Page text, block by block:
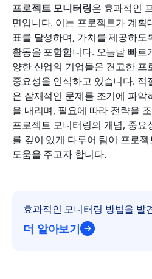
프로젝트 모니터링은 효과적인
면입니다. 이는 프로젝트가 계획
표를 달성하며, 가치를 제공하도
활동을 포함합니다. 오늘날 빠르
양한 산업의 기업들은 견고한 프
중요성을 인식하고 있습니다. 적
은 잠재적인 문제를 조기에 파악
을 내리며, 필요에 따라 전략을
프로젝트 모니터링의 개념, 중요
를 깊이 있게 다루어 팀이 프로
도움을 주고자 합니다.
효과적인 모니터링 방법을 발
더 알아보기
프로젝트 모니터링 단계
효과적인 프로젝트 모니터링
프로젝트 모니터링에 유용한
프로젝트 모니터링을 혼란에
프로젝트 모니터링의 어려움
프로젝트 모니터링을 위한 모
결론
관련 읽기